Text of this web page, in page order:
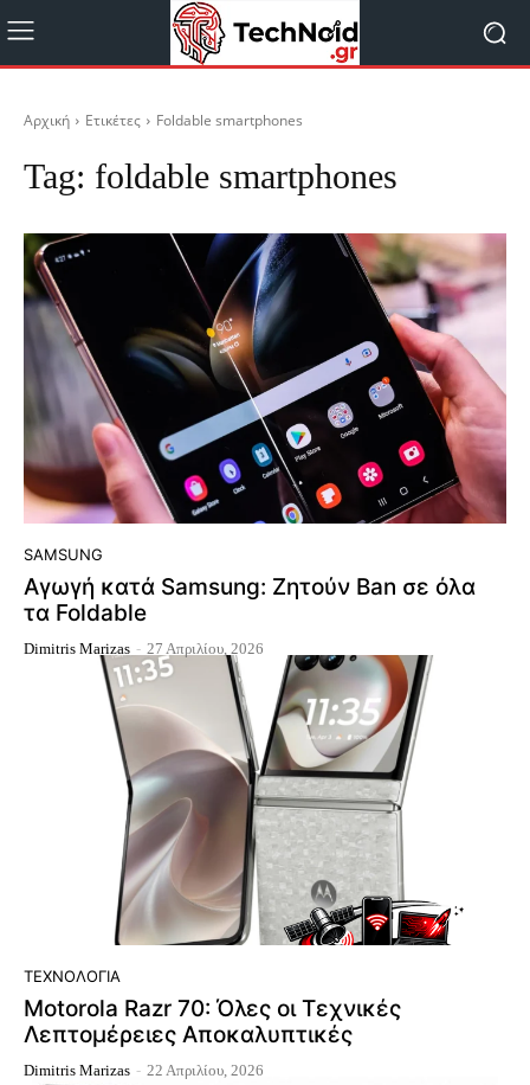
Αρχική Ετικέτες Foldable smartphones
Tag: foldable smartphones
SAMSUNG
Αγωγή κατά Samsung: Ζητούν Ban σε όλα
τα Foldable
Dimitris Marizas - 27 Απριλίου, 2026
ΤΕΧΝΟΛΟΓΊΑ
Motorola Razr 70: Όλες οι Τεχνικές
Λεπτομέρειες Αποκαλυπτικές
Dimitris Marizas - 22 Απριλίου, 2026